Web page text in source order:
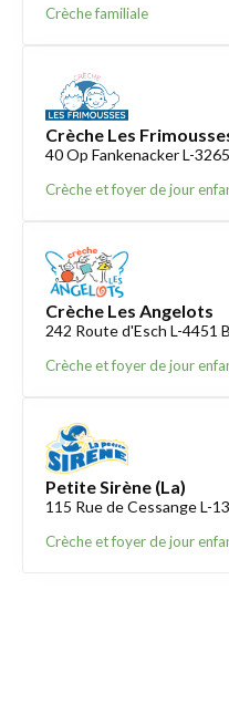
Crèche familiale
Crèche Les
40 Op Fankenacker L-
Crèche et foyer de jour
Crèche Les Angelots
242 Route d'Esch L-4451
Crèche et foyer de jour
Petite Sirène (La)
115 Rue de Cessange L-
Crèche et foyer de jour